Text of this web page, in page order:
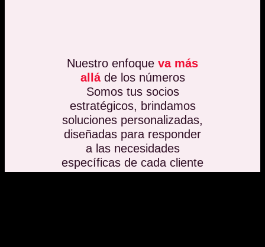
Nuestro enfoque va más
alláde los números
Somos tus socios
estratégicos, brindamos
soluciones personalizadas,
diseñadas para responder
a las necesidades
específicas de cada cliente